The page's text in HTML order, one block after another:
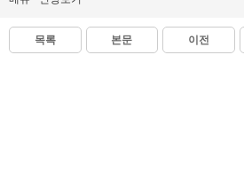
목록 본문 이전